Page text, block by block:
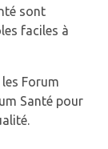
sont
faciles à
Forum
Santé pour